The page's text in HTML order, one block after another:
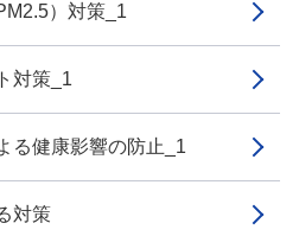
）対策_1
対策_1
健康影響の防止_1
対策